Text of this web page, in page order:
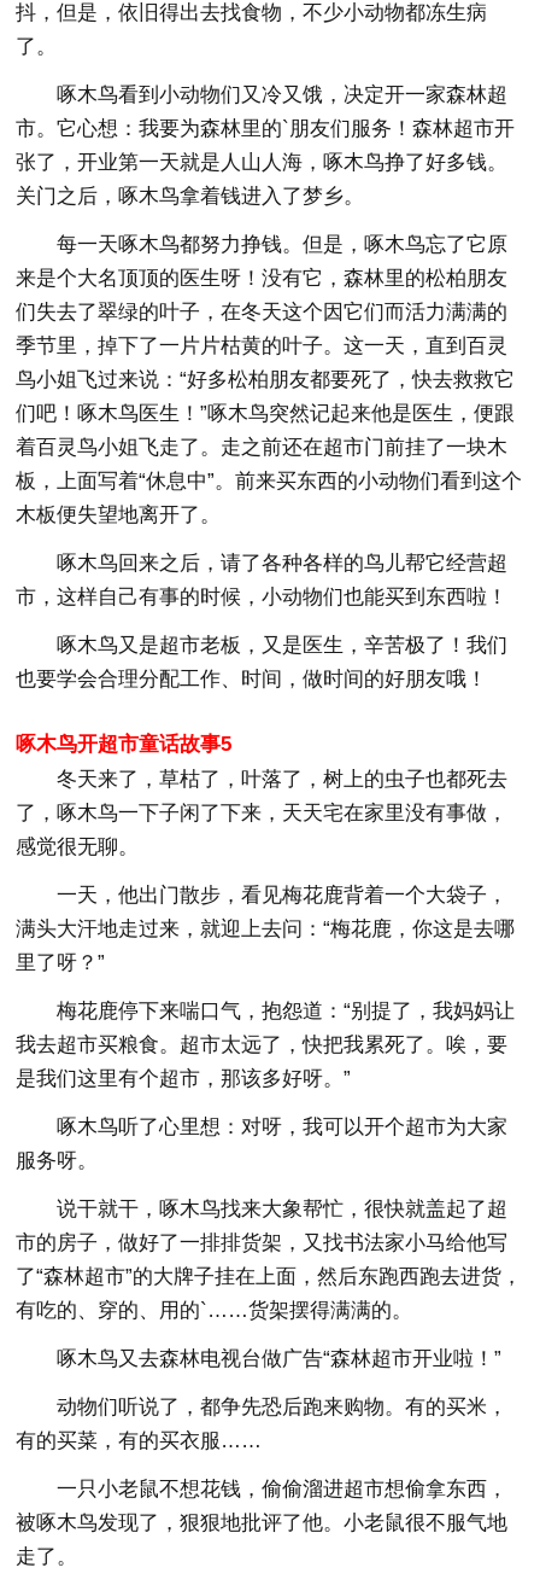
抖，但是，依旧得出去找食物，不少小动物都冻生病
了。
啄木鸟看到小动物们又冷又饿，决定开一家森林超
市。它心想：我要为森林里的`朋友们服务！森林超市开
张了，开业第一天就是人山人海，啄木鸟挣了好多钱。
关门之后，啄木鸟拿着钱进入了梦乡。
每一天啄木鸟都努力挣钱。但是，啄木鸟忘了它原
来是个大名顶顶的医生呀！没有它，森林里的松柏朋友
们失去了翠绿的叶子，在冬天这个因它们而活力满满的
季节里，掉下了一片片枯黄的叶子。这一天，直到百灵
鸟小姐飞过来说：“好多松柏朋友都要死了，快去救救它
们吧！啄木鸟医生！”啄木鸟突然记起来他是医生，便跟
着百灵鸟小姐飞走了。走之前还在超市门前挂了一块木
板，上面写着“休息中”。前来买东西的小动物们看到这个
木板便失望地离开了。
啄木鸟回来之后，请了各种各样的鸟儿帮它经营超
市，这样自己有事的时候，小动物们也能买到东西啦！
啄木鸟又是超市老板，又是医生，辛苦极了！我们
也要学会合理分配工作、时间，做时间的好朋友哦！
啄木鸟开超市童话故事5
冬天来了，草枯了，叶落了，树上的虫子也都死去
了，啄木鸟一下子闲了下来，天天宅在家里没有事做，
感觉很无聊。
一天，他出门散步，看见梅花鹿背着一个大袋子，
满头大汗地走过来，就迎上去问：“梅花鹿，你这是去哪
里了呀？”
梅花鹿停下来喘口气，抱怨道：“别提了，我妈妈让
我去超市买粮食。超市太远了，快把我累死了。唉，要
是我们这里有个超市，那该多好呀。”
啄木鸟听了心里想：对呀，我可以开个超市为大家
服务呀。
说干就干，啄木鸟找来大象帮忙，很快就盖起了超
市的房子，做好了一排排货架，又找书法家小马给他写
了“森林超市”的大牌子挂在上面，然后东跑西跑去进货，
有吃的、穿的、用的`……货架摆得满满的。
啄木鸟又去森林电视台做广告“森林超市开业啦！”
动物们听说了，都争先恐后跑来购物。有的买米，
有的买菜，有的买衣服……
一只小老鼠不想花钱，偷偷溜进超市想偷拿东西，
被啄木鸟发现了，狠狠地批评了他。小老鼠很不服气地
走了。